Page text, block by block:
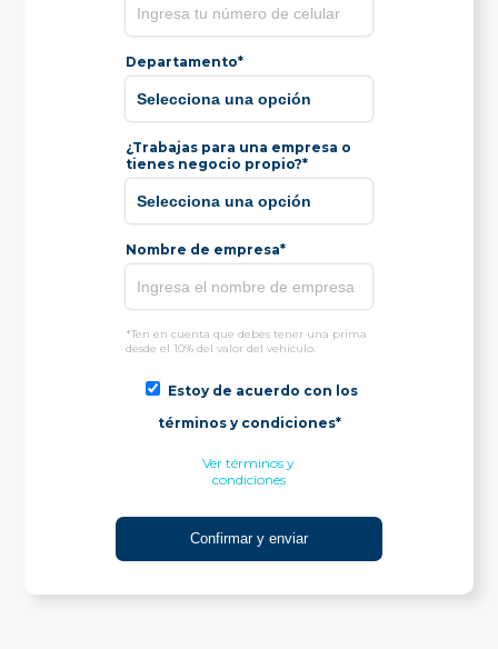
Departamento*
¿Trabajas para una empresa o
tienes negocio propio?*
Nombre de empresa*
*Ten en cuenta que debes tener una prima
desde el 10% del valor del vehículo.
Estoy de acuerdo con los
términos y condiciones*
Ver términos y
condiciones